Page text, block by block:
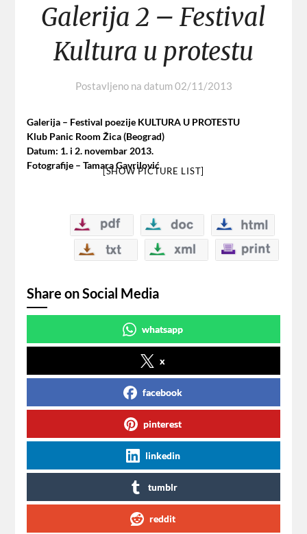
Galerija 2 – Festival
Kultura u protestu
Postavljeno na datum02/11/2013
Galerija – Festival poezije KULTURA U PROTESTU
Klub Panic Room Žica (Beograd)
Datum: 1. i 2. novembar 2013.
Fotografije – Tamara Gavrilović
[SHOW PICTURE LIST]
Share on Social Media
whatsapp
x
facebook
pinterest
linkedin
tumblr
reddit